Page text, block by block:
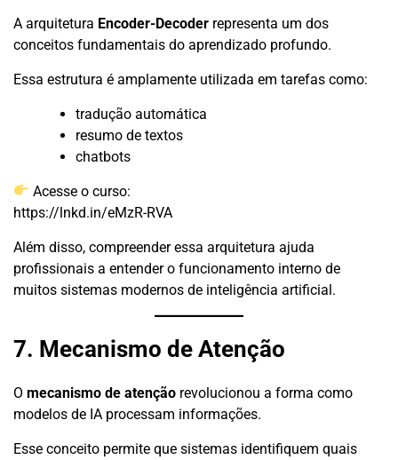
A arquitetura Encoder-Decoder representa um dos
conceitos fundamentais do aprendizado profundo.
Essa estrutura é amplamente utilizada em tarefas como:
tradução automática
resumo de textos
chatbots
Acesse o curso:
https://lnkd.in/eMzR-RVA
Além disso, compreender essa arquitetura ajuda
profissionais a entender o funcionamento interno de
muitos sistemas modernos de inteligência artificial.
7. Mecanismo de Atenção
O mecanismo de atenção revolucionou a forma como
modelos de IA processam informações.
Esse conceito permite que sistemas identifiquem quais